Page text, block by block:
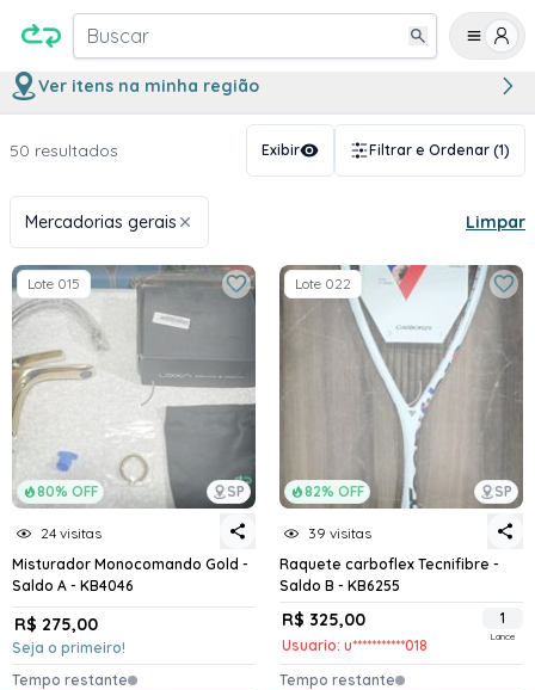
Buscar
Ver itens na minha região
50 resultados Exibir Filtrar e Ordenar (1)
Mercadorias gerais Limpar
80% OFF SP
Lote 015
24 visitas
Misturador Monocomando Gold -
Saldo A - KB4046
R$ 275,00
Seja o primeiro!
Tempo restante
82% OFF SP
Lote 022
39 visitas
Raquete carboflex Tecnifibre -
Saldo B - KB6255
R$ 325,00
Usuario: u***********018
1
Lance
Tempo restante